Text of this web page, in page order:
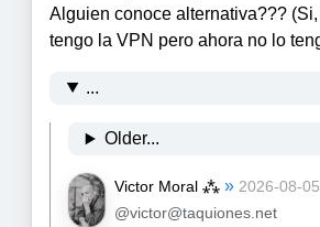
Alguien conoce alternativa??? (Si,
tengo la VPN pero ahora no lo
...
Older...
Victor Moral ⁂ » 2026-08-05
@victor@taquiones.net